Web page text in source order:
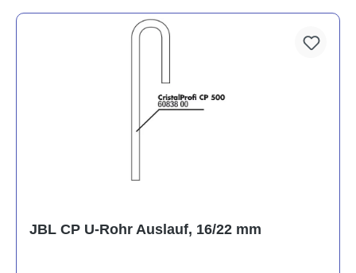
JBL CP U-Rohr Auslauf, 16/22 mm